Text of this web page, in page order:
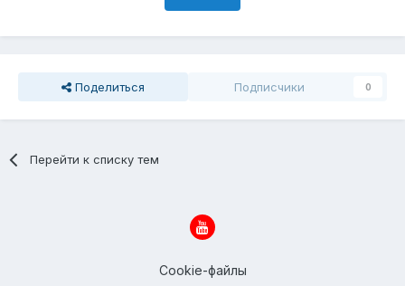
Поделиться Подписчики 0
Перейти к списку тем
Cookie-файлы